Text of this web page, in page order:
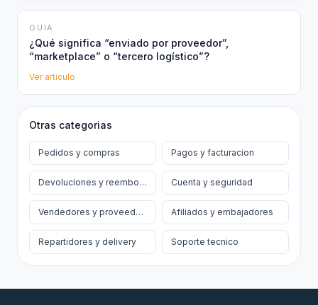
GUIA
¿Qué significa “enviado por proveedor”,
“marketplace” o “tercero logístico”?
Ver articulo
Otras categorias
Pedidos y compras Pagos y facturacion
Devoluciones y reembolsos Cuenta y seguridad
Vendedores y proveedores Afiliados y embajadores
Repartidores y delivery Soporte tecnico